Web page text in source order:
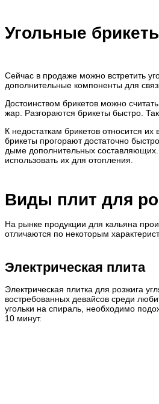
Угольные
Сейчас в продаже можно встретить
дополнительные компоненты для
Достоинством брикетов можно
жар. Разгораются брикеты быстро.
К недостаткам брикетов относится
брикеты прогорают достаточно
дыме дополнительных составляющих.
использовать их для отопления.
Виды плит для
На рынке продукции для кальяна
отличаются по некоторым
Электрическая плита
Электрическая плитка для розжига
востребованных девайсов среди
угольки на спираль, необходимо
10 минут.